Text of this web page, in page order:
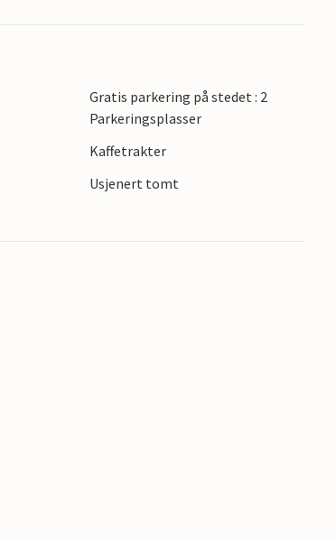
virkelig vil slappe av, gå til den vakre
de fortryllende fjordene
Gratis parkering på stedet : 2
Parkeringsplasser
Kaffetrakter
Usjenert tomt